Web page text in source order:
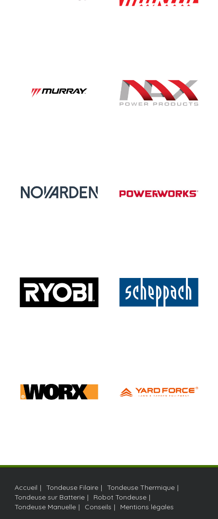
Accueil Tondeuse Filaire
Tondeuse Thermique
Tondeuse sur Batterie
Robot Tondeuse
Tondeuse Manuelle
Conseils Mentions légales